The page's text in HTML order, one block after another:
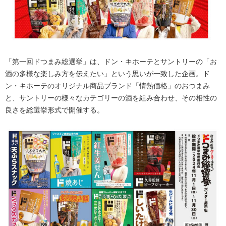
「第一回ドつまみ総選挙」は、ドン・キホーテとサントリーの「お
酒の多様な楽しみ方を伝えたい」という思いが一致した企画。ド
ン・キホーテのオリジナル商品ブランド「情熱価格」のおつまみ
と、サントリーの様々なカテゴリーの酒を組み合わせ、その相性の
良さを総選挙形式で開催する。